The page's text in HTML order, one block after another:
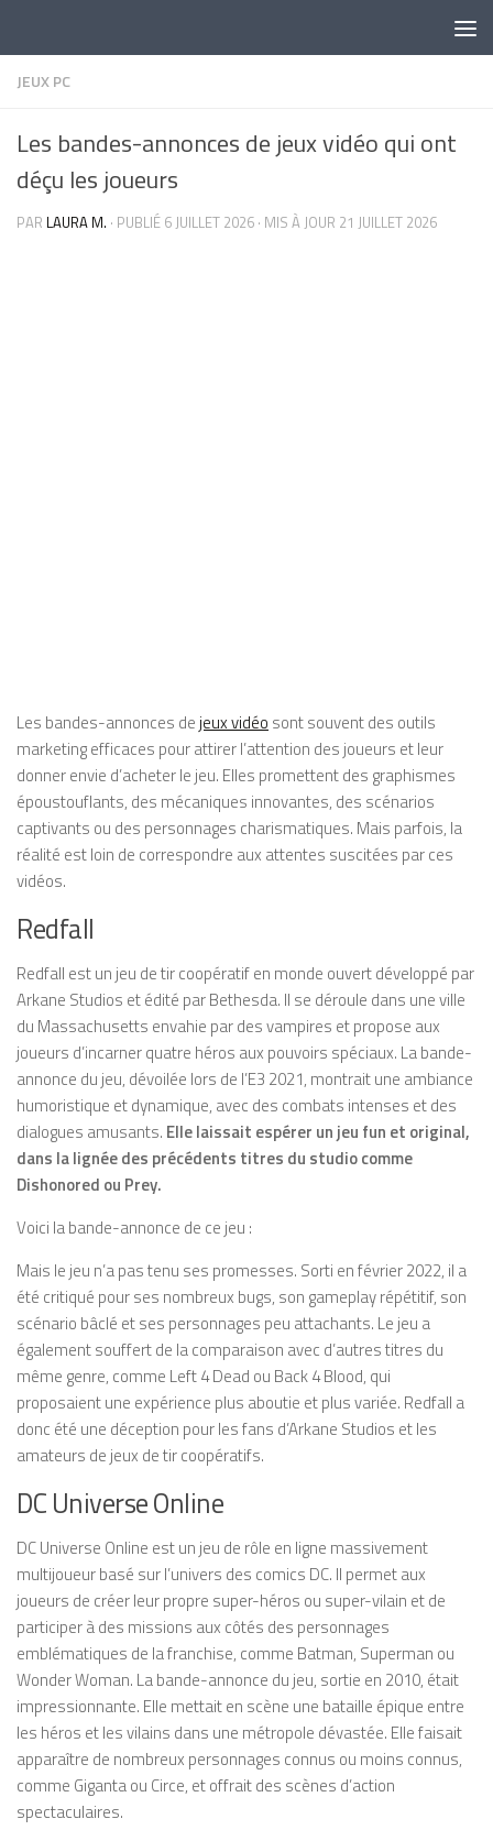
JEUX PC
Les bandes-annonces de jeux vidéo qui ont
déçu les joueurs
PAR LAURA M. · PUBLIÉ 6 JUILLET 2026 · MIS À JOUR 21 JUILLET 2026
Les bandes-annonces de jeux vidéo sont souvent des outils
marketing efficaces pour attirer l’attention des joueurs et leur
donner envie d’acheter le jeu. Elles promettent des graphismes
époustouflants, des mécaniques innovantes, des scénarios
captivants ou des personnages charismatiques. Mais parfois, la
réalité est loin de correspondre aux attentes suscitées par ces
vidéos.
Redfall
Redfall est un jeu de tir coopératif en monde ouvert développé par
Arkane Studios et édité par Bethesda. Il se déroule dans une ville
du Massachusetts envahie par des vampires et propose aux
joueurs d’incarner quatre héros aux pouvoirs spéciaux. La bande-
annonce du jeu, dévoilée lors de l’E3 2021, montrait une ambiance
humoristique et dynamique, avec des combats intenses et des
dialogues amusants. Elle laissait espérer un jeu fun et original,
dans la lignée des précédents titres du studio comme
Dishonored ou Prey.
Voici la bande-annonce de ce jeu :
Mais le jeu n’a pas tenu ses promesses. Sorti en février 2022, il a
été critiqué pour ses nombreux bugs, son gameplay répétitif, son
scénario bâclé et ses personnages peu attachants. Le jeu a
également souffert de la comparaison avec d’autres titres du
même genre, comme Left 4 Dead ou Back 4 Blood, qui
proposaient une expérience plus aboutie et plus variée. Redfall a
donc été une déception pour les fans d’Arkane Studios et les
amateurs de jeux de tir coopératifs.
DC Universe Online
DC Universe Online est un jeu de rôle en ligne massivement
multijoueur basé sur l’univers des comics DC. Il permet aux
joueurs de créer leur propre super-héros ou super-vilain et de
participer à des missions aux côtés des personnages
emblématiques de la franchise, comme Batman, Superman ou
Wonder Woman. La bande-annonce du jeu, sortie en 2010, était
impressionnante. Elle mettait en scène une bataille épique entre
les héros et les vilains dans une métropole dévastée. Elle faisait
apparaître de nombreux personnages connus ou moins connus,
comme Giganta ou Circe, et offrait des scènes d’action
spectaculaires.